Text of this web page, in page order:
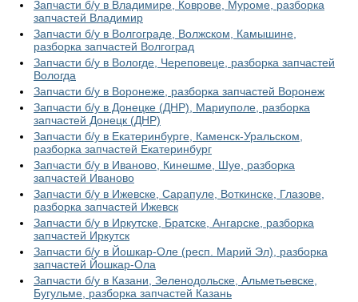
Запчасти б/у в Владимире, Коврове, Муроме, разборка
запчастей Владимир
Запчасти б/у в Волгограде, Волжском, Камышине,
разборка запчастей Волгоград
Запчасти б/у в Вологде, Череповеце, разборка запчастей
Вологда
Запчасти б/у в Воронеже, разборка запчастей Воронеж
Запчасти б/у в Донецке (ДНР), Мариуполе, разборка
запчастей Донецк (ДНР)
Запчасти б/у в Екатеринбурге, Каменск-Уральском,
разборка запчастей Екатеринбург
Запчасти б/у в Иваново, Кинешме, Шуе, разборка
запчастей Иваново
Запчасти б/у в Ижевске, Сарапуле, Воткинске, Глазове,
разборка запчастей Ижевск
Запчасти б/у в Иркутске, Братске, Ангарске, разборка
запчастей Иркутск
Запчасти б/у в Йошкар-Оле (респ. Марий Эл), разборка
запчастей Йошкар-Ола
Запчасти б/у в Казани, Зеленодольске, Альметьевске,
Бугульме, разборка запчастей Казань